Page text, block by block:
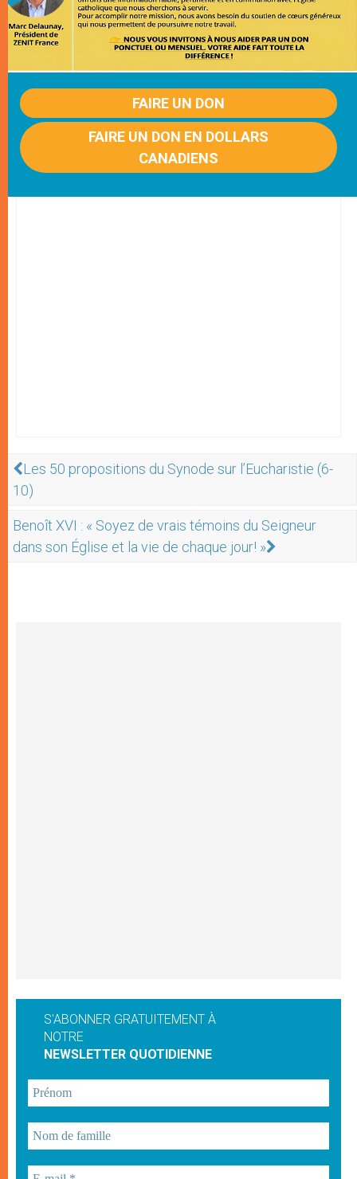
FAIRE UN DON
FAIRE UN DON EN DOLLARS
CANADIENS
Les 50 propositions du Synode sur l’Eucharistie (6-
10)
Benoît XVI : « Soyez de vrais témoins du Seigneur
dans son Église et la vie de chaque jour! »
S'ABONNER GRATUITEMENT À
NOTRE
NEWSLETTER QUOTIDIENNE